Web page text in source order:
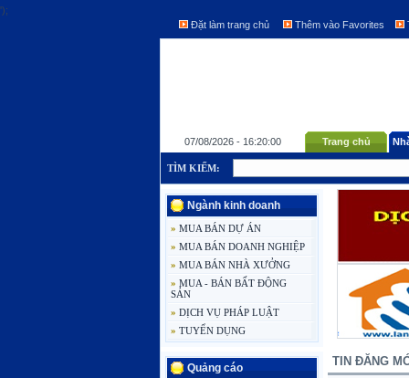
');
Đặt làm trang chủ
Thêm vào Favorites
07/08/2026 - 16:20:00 Trang chủ
TÌM KIẾM:
Ngành kinh doanh
» MUA BÁN DỰ ÁN
» MUA BÁN DOANH NGHIỆP
» MUA BÁN NHÀ XƯỞNG
» MUA - BÁN BẤT ĐỘNG
SẢN
» DỊCH VỤ PHÁP LUẬT
» TUYỂN DỤNG
Quảng cáo TIN ĐĂNG